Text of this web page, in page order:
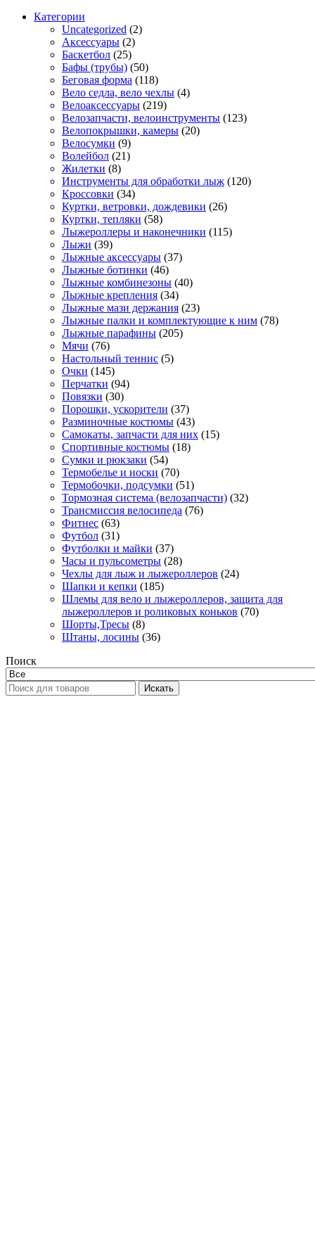
Категории
Uncategorized (2)
Аксессуары (2)
Баскетбол (25)
Бафы (трубы) (50)
Беговая форма (118)
Вело седла, вело чехлы (4)
Велоаксессуары (219)
Велозапчасти, велоинструменты (123)
Велопокрышки, камеры (20)
Велосумки (9)
Волейбол (21)
Жилетки (8)
Инструменты для обработки лыж (120)
Кроссовки (34)
Куртки, ветровки, дождевики (26)
Куртки, тепляки (58)
Лыжероллеры и наконечники (115)
Лыжи (39)
Лыжные аксессуары (37)
Лыжные ботинки (46)
Лыжные комбинезоны (40)
Лыжные крепления (34)
Лыжные мази держания (23)
Лыжные палки и комплектующие к ним (78)
Лыжные парафины (205)
Мячи (76)
Настольный теннис (5)
Очки (145)
Перчатки (94)
Повязки (30)
Порошки, ускорители (37)
Разминочные костюмы (43)
Самокаты, запчасти для них (15)
Спортивные костюмы (18)
Сумки и рюкзаки (54)
Термобелье и носки (70)
Термобочки, подсумки (51)
Тормозная система (велозапчасти) (32)
Трансмиссия велосипеда (76)
Фитнес (63)
Футбол (31)
Футболки и майки (37)
Часы и пульсометры (28)
Чехлы для лыж и лыжероллеров (24)
Шапки и кепки (185)
Шлемы для вело и лыжероллеров, защита для
лыжероллеров и роликовых коньков (70)
Шорты,Тресы (8)
Штаны, лосины (36)
Поиск
Искать